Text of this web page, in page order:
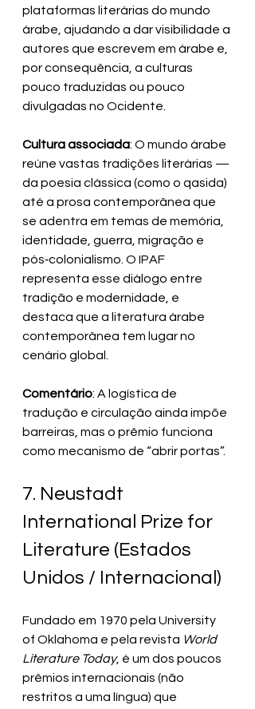
plataformas literárias do mundo
árabe, ajudando a dar visibilidade a
autores que escrevem em árabe e,
por consequência, a culturas
pouco traduzidas ou pouco
divulgadas no Ocidente.
Cultura associada: O mundo árabe
reúne vastas tradições literárias —
da poesia clássica (como o qasida)
até a prosa contemporânea que
se adentra em temas de memória,
identidade, guerra, migração e
pós‑colonialismo. O IPAF
representa esse diálogo entre
tradição e modernidade, e
destaca que a literatura árabe
contemporânea tem lugar no
cenário global.
Comentário: A logística de
tradução e circulação ainda impõe
barreiras, mas o prêmio funciona
como mecanismo de “abrir portas”.
7. Neustadt
International Prize for
Literature (Estados
Unidos / Internacional)
Fundado em 1970 pela University
of Oklahoma e pela revista World
Literature Today, é um dos poucos
prêmios internacionais (não
restritos a uma língua) que